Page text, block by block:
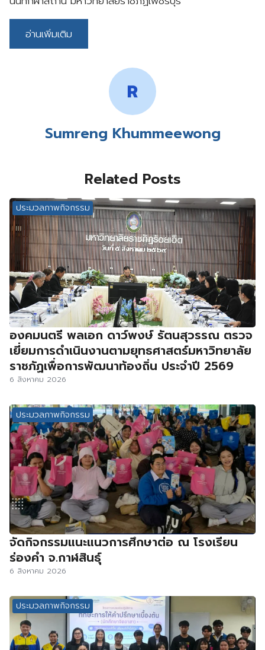
อ่านเพิ่มเติม
Sumreng Khummeewong
Related Posts
ประมวลภาพกิจกรรม
องคมนตรี พลเอก ดาว์พงษ์ รัตนสุวรรณ ตรวจ
เยี่ยมการดำเนินงานตามยุทธศาสตร์มหาวิทยาลัย
ราชภัฏเพื่อการพัฒนาท้องถิ่น ประจำปี 2569
6 สิงหาคม 2026
ประมวลภาพกิจกรรม
จัดกิจกรรมแนะแนวการศึกษาต่อ ณ โรงเรียน
ร่องคำ จ.กาฬสินธุ์
6 สิงหาคม 2026
ประมวลภาพกิจกรรม